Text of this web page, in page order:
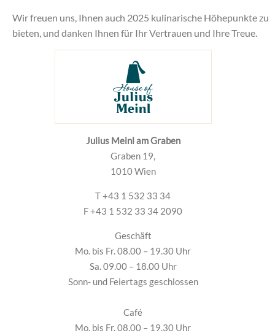
Wir freuen uns, Ihnen auch 2025 kulinarische Höhepunkte zu
bieten, und danken Ihnen für Ihr Vertrauen und Ihre Treue.
Julius Meinl am Graben
Graben 19,
1010 Wien
T +43 1 532 33 34
F +43 1 532 33 34 2090
Geschäft
Mo. bis Fr. 08.00 – 19.30 Uhr
Sa. 09.00 – 18.00 Uhr
Sonn- und Feiertags geschlossen
Café
Mo. bis Fr. 08.00 – 19.30 Uhr